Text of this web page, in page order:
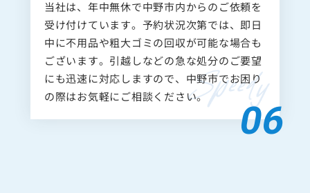
当社は、年中無休で中野市内からのご依頼を
受け付けています。予約状況次第では、即日
中に不用品や粗大ゴミの回収が可能な場合も
ございます。引越しなどの急な処分のご要望
にも迅速に対応しますので、中野市でお困り
の際はお気軽にご相談ください。